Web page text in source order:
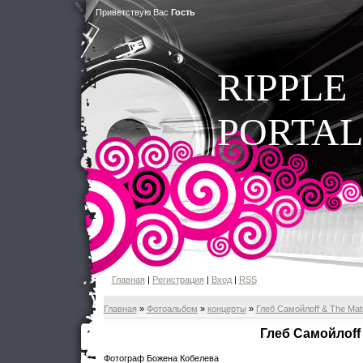
Приветствую Вас Гость
RIPPLE
PORTAL
Главная| Регистрация| Вход| RSS
Главная » Фотоальбом » концерты » Глеб Самойлоff & The
Глеб Самойлоff
Фотограф Божена Кобелева